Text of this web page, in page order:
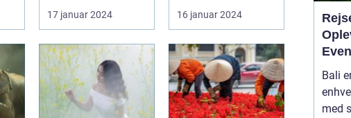
berømt for sin
unikke blanding af
g...
17 januar 2024
der har tiltrukket
rejsende...
16 januar 2024
Bali
med